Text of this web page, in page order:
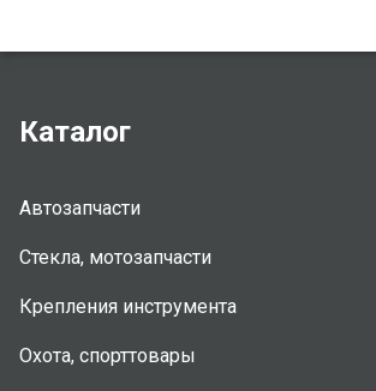
Каталог
Автозапчасти
Стекла, мотозапчасти
Крепления инструмента
Охота, спорттовары